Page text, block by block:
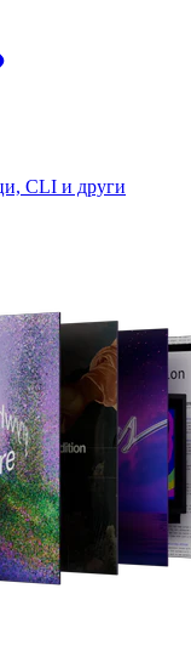
CLI и други